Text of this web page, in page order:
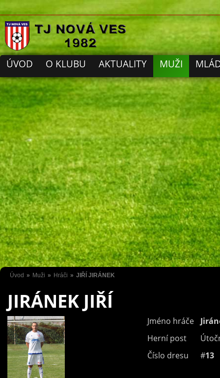
ÚVOD O KLUBU AKTUALITY MUŽI
Úvod » Muži » Hráči » JIŘÍ JIRÁNEK
JIRÁNEK JIŘÍ
Jméno hráče
Herní post
Číslo dresu
#13